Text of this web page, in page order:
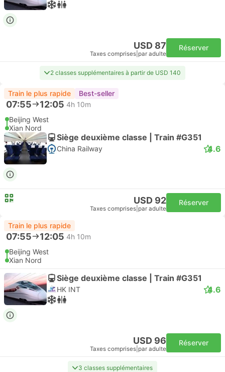
USD 87
Taxes comprises par adulte
Réserver
2 classes supplémentaires à partir de USD 140
Train le plus rapide Best-seller
07:55 12:05 4h 10m
Beijing West
Xian Nord
Siège deuxième classe | Train #G351
China Railway 4.6
USD 92
Taxes comprises par adulte
Réserver
Train le plus rapide
07:55 12:05 4h 10m
Beijing West
Xian Nord
Siège deuxième classe | Train #G351
HK INT 4.6
USD 96
Taxes comprises par adulte
Réserver
3 classes supplémentaires